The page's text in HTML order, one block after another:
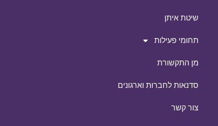
שיטת איתן
תחומי פעילות
מן התקשורת
סדנאות לחברות וארגונים
צור קשר